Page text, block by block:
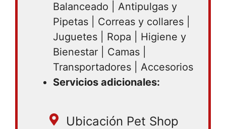
Balanceado | Antipulgas y
Pipetas | Correas y collares |
Juguetes | Ropa | Higiene y
Bienestar | Camas |
Transportadores | Accesorios
Servicios adicionales:
Ubicación Pet Shop